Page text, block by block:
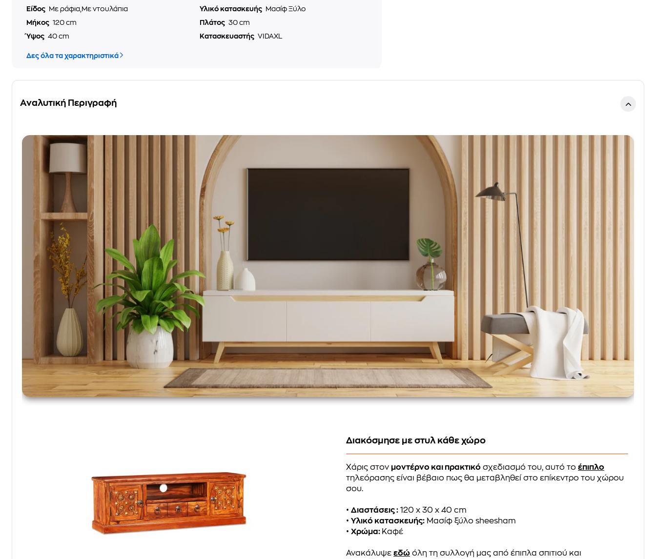
Είδος Με ράφια,Με ντουλάπια Υλικό κατασκευής
Μασίφ Ξύλο
Μήκος 120 cm Πλάτος 30 cm
Ύψος 40 cm Κατασκευαστής VIDAXL
Δες όλα τα χαρακτηριστικά
Αναλυτική Περιγραφή
Διακόσμησε με στυλ κάθε χώρο
Χάρις στον μοντέρνο και πρακτικό σχεδιασμό του, αυτό τοέπιπλο
τηλεόρασης είναι βέβαιο πως θα μεταβληθεί στο επίκεντρο του χώρου
σου.
•Διαστάσεις : 120 x 30 x 40 cm
•Υλικό κατασκευής: Μασίφ ξύλο sheesham
•Χρώμα: Καφέ
Ανακάλυψεεδώ όλη τη συλλογή μας από έπιπλα σπιτιού και